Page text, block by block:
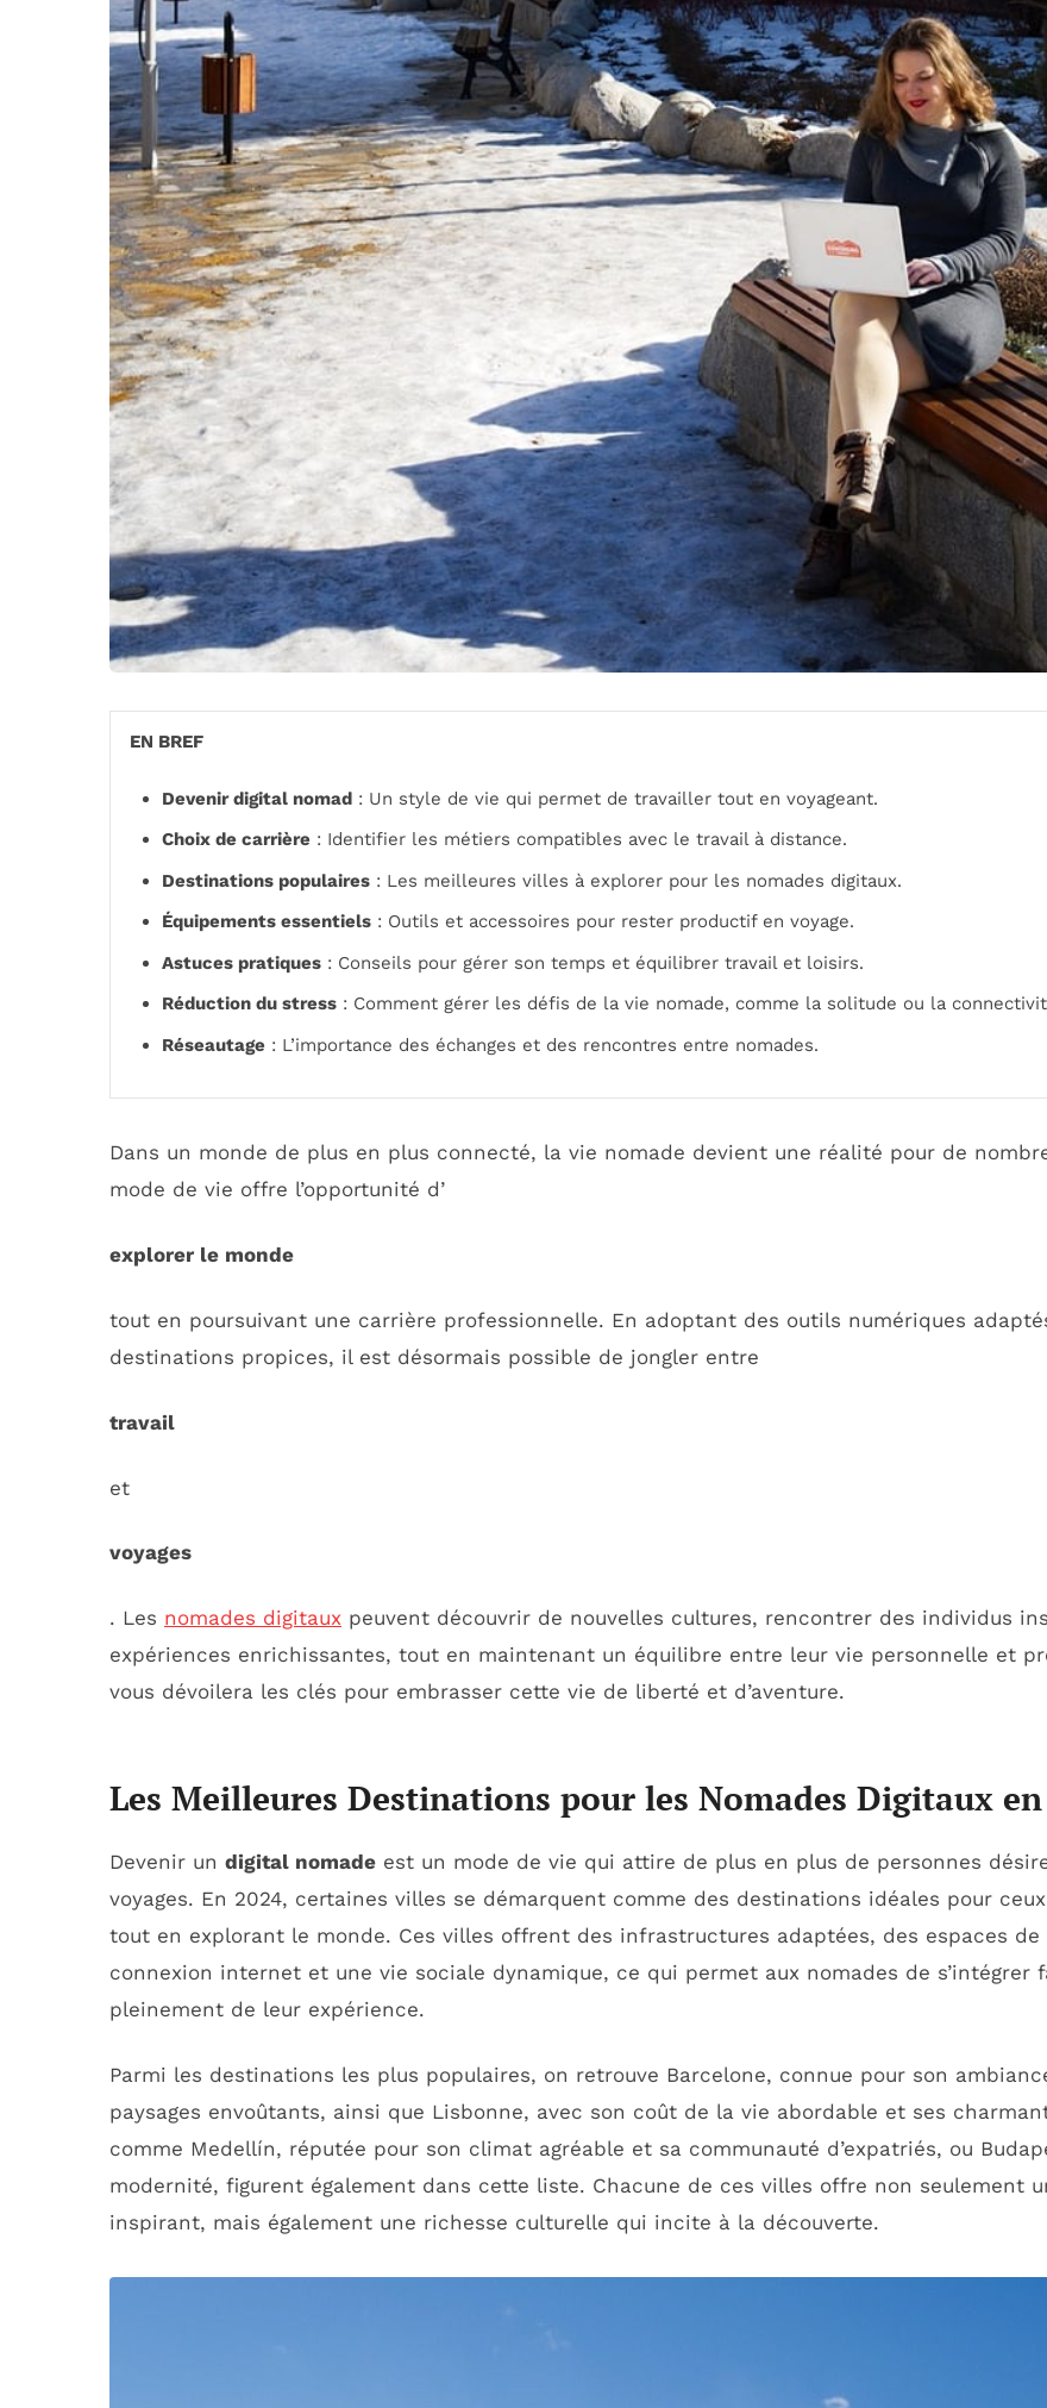
EN BREF
Devenir digital nomad : Un style de vie qui permet de travailler tout en voyageant.
Choix de carrière : Identifier les métiers compatibles avec le travail à distance.
Destinations populaires : Les meilleures villes à explorer pour les nomades digitaux.
Équipements essentiels : Outils et accessoires pour rester productif en voyage.
Astuces pratiques : Conseils pour gérer son temps et équilibrer travail et loisirs.
Réduction du stress : Comment gérer les défis de la vie nomade, comme la solitude ou la
Réseautage : L’importance des échanges et des rencontres entre nomades.
Dans un monde de plus en plus connecté, la vie nomade devient une réalité pour de
mode de vie offre l’opportunité d’
explorer le monde
tout en poursuivant une carrière professionnelle. En adoptant des outils numériques
destinations propices, il est désormais possible de jongler entre
travail
et
voyages
. Les nomades digitaux peuvent découvrir de nouvelles cultures, rencontrer des individus
expériences enrichissantes, tout en maintenant un équilibre entre leur vie personnelle et
vous dévoilera les clés pour embrasser cette vie de liberté et d’aventure.
Les Meilleures Destinations pour les Nomades Digitaux
Devenir un digital nomade est un mode de vie qui attire de plus en plus de personnes
voyages. En 2024, certaines villes se démarquent comme des destinations idéales pour
tout en explorant le monde. Ces villes offrent des infrastructures adaptées, des espaces de
connexion internet et une vie sociale dynamique, ce qui permet aux nomades de
pleinement de leur expérience.
Parmi les destinations les plus populaires, on retrouve Barcelone, connue pour son
paysages envoûtants, ainsi que Lisbonne, avec son coût de la vie abordable et ses
comme Medellín, réputée pour son climat agréable et sa communauté d’expatriés, ou
modernité, figurent également dans cette liste. Chacune de ces villes offre non seulement
inspirant, mais également une richesse culturelle qui incite à la découverte.